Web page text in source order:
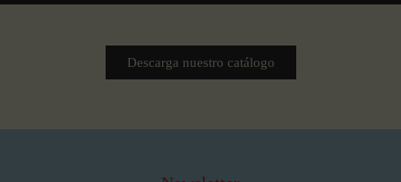
Descarga nuestro catálogo